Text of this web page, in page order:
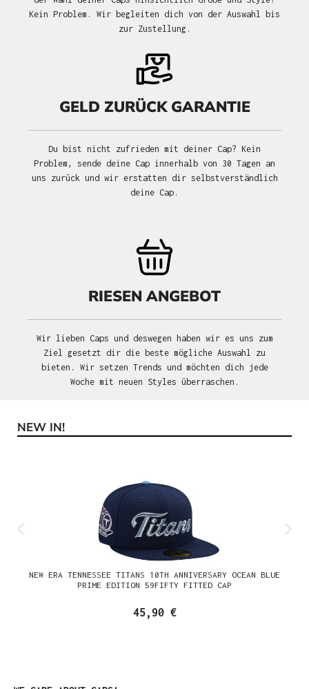
Kein Problem. Wir begleiten dich von der Auswahl bis
zur Zustellung.
GELD ZURÜCK GARANTIE
Du bist nicht zufrieden mit deiner Cap? Kein
Problem, sende deine Cap innerhalb von 30 Tagen an
uns zurück und wir erstatten dir selbstverständlich
deine Cap.
RIESEN ANGEBOT
Wir lieben Caps und deswegen haben wir es uns zum
Ziel gesetzt dir die beste mögliche Auswahl zu
bieten. Wir setzen Trends und möchten dich jede
Woche mit neuen Styles überraschen.
Produktgalerie überspringen
NEW IN!
NEW ERA TENNESSEE TITANS 10TH ANNIVERSARY OCEAN BLUE
PRIME EDITION 59FIFTY FITTED CAP
45,90 €